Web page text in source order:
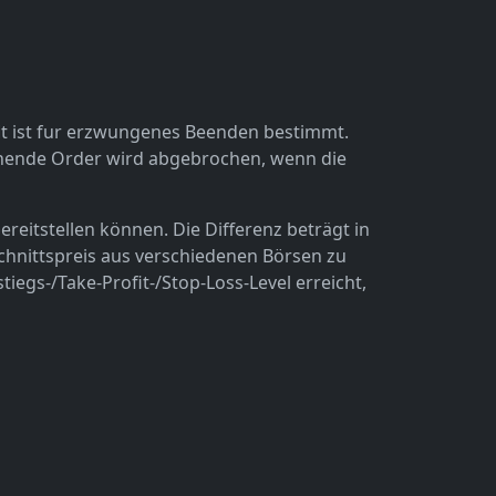
ist fur erzwungenes Beenden bestimmt.
Order wird abgebrochen, wenn die
können. Die Differenz beträgt in
aus verschiedenen Börsen zu
Take-Profit-/Stop-Loss-Level erreicht,